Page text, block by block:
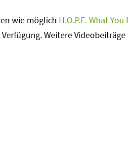
wie möglich H.O.P.E. What
Verfügung. Weitere